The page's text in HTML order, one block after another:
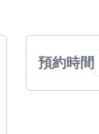
預約時間